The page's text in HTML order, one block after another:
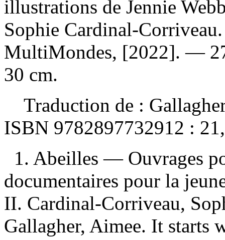
illustrations de Jennie
Sophie Cardinal-
MultiMondes, [2022]. —
30 cm.
Traduction de :
ISBN 9782897732912 :
1. Abeilles — Ouvrages
documentaires pour la
II. Cardinal-Corriveau,
Gallagher, Aimee. It starts